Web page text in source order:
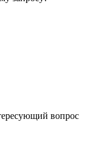
вопрос